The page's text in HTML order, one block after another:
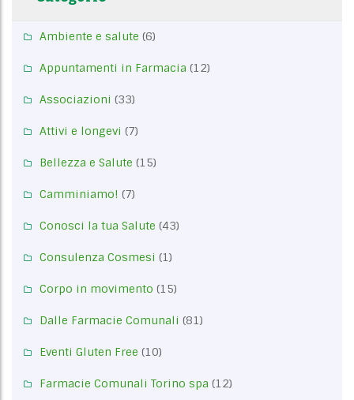
Ambiente e salute (6)
Appuntamenti in Farmacia (12)
Associazioni (33)
Attivi e longevi (7)
Bellezza e Salute (15)
Camminiamo! (7)
Conosci la tua Salute (43)
Consulenza Cosmesi (1)
Corpo in movimento (15)
Dalle Farmacie Comunali (81)
Eventi Gluten Free (10)
Farmacie Comunali Torino spa (12)